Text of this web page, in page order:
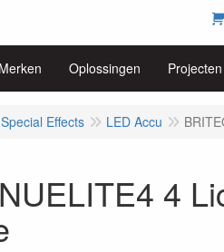
Merken Oplossingen Projecten
Effects LED Accu
4